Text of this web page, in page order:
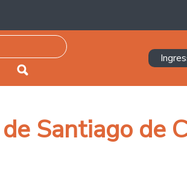
Pesquisar
Santiago de